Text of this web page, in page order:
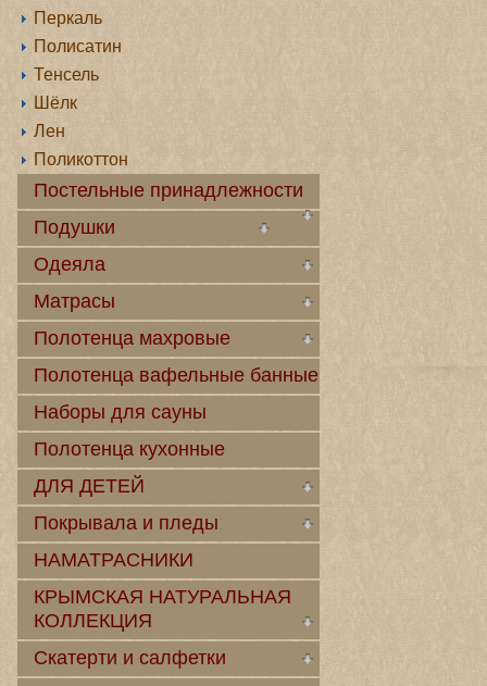
Перкаль
Полисатин
Тенсель
Шёлк
Лен
Поликоттон
Постельные принадлежности
Подушки
Одеяла
Матрасы
Полотенца махровые
Полотенца вафельные банные
Наборы для сауны
Полотенца кухонные
ДЛЯ ДЕТЕЙ
Покрывала и пледы
НАМАТРАСНИКИ
КРЫМСКАЯ НАТУРАЛЬНАЯ
КОЛЛЕКЦИЯ
Скатерти и салфетки